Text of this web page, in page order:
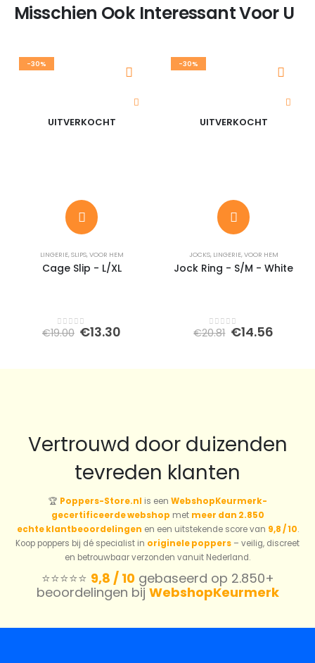
Misschien Ook Interessant Voor U
-30%
UITVERKOCHT
LINGERIE,SLIPS,VOOR HEM
Cage Slip - L/XL
0out of 5
€19.00 Oorspronkelijke
€13.30
-30%
UITVERKOCHT
JOCKS, LINGERIE,VOOR HEM
Jock Ring - S/M - White
0out of 5
€20.81 €14.56
Vertrouwd door duizenden
tevreden klanten
🏆 Poppers-Store.nl is een WebshopKeurmerk-
gecertificeerde webshop met meer dan 2.850
echte klantbeoordelingen en een uitstekende score van 9,8 / 10.
Koop poppers bij dé specialist in originele poppers – veilig, discreet
en betrouwbaar verzonden vanuit Nederland.
⭐️⭐️⭐️⭐️⭐️ 9,8 / 10gebaseerd op 2.850+
beoordelingen bij WebshopKeurmerk